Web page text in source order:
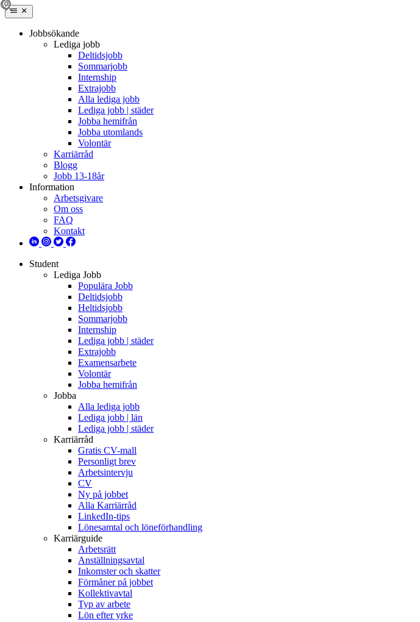
Jobbsökande
Lediga jobb
Deltidsjobb
Sommarjobb
Internship
Extrajobb
Alla lediga jobb
Lediga jobb | städer
Jobba hemifrån
Jobba utomlands
Volontär
Karriärråd
Blogg
Jobb 13-18år
Information
Arbetsgivare
Om oss
FAQ
Kontakt
Student
Lediga Jobb
Populära Jobb
Deltidsjobb
Heltidsjobb
Sommarjobb
Internship
Lediga jobb | städer
Extrajobb
Examensarbete
Volontär
Jobba hemifrån
Jobba
Alla lediga jobb
Lediga jobb | län
Lediga jobb | städer
Karriärråd
Gratis CV-mall
Personligt brev
Arbetsintervju
CV
Ny på jobbet
Alla Karriärråd
LinkedIn-tips
Lönesamtal och löneförhandling
Karriärguide
Arbetsrätt
Anställningsavtal
Inkomster och skatter
Förmåner på jobbet
Kollektivavtal
Typ av arbete
Lön efter yrke